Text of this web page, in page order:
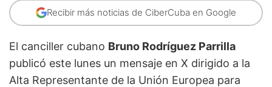
Recibir más noticias de CiberCuba en Google
El canciller cubano Bruno Rodríguez Parrilla
publicó este lunes un mensaje en X dirigido a la
Alta Representante de la Unión Europea para